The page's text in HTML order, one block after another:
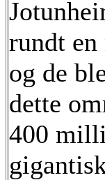
rundt
og de
dette
400